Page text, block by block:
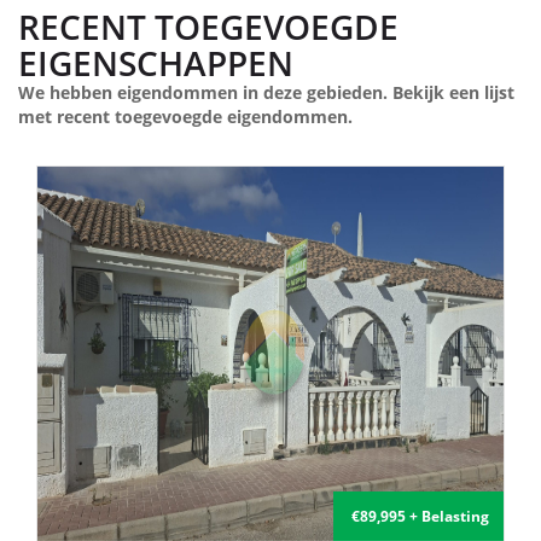
RECENT TOEGEVOEGDE
EIGENSCHAPPEN
We hebben eigendommen in deze gebieden. Bekijk een lijst
met recent toegevoegde eigendommen.
€135,000 + Belasting